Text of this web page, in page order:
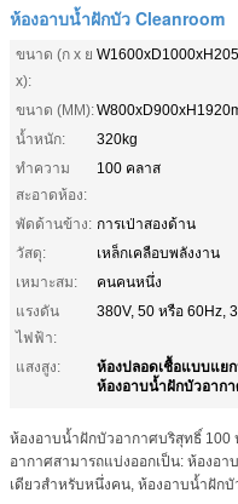
ห้องอาบน้ำฝักบัว Cleanroom
ขนาด (ก x ย
x):
ขนาด (MM):
น้ำหนัก:
320kg
ทำความ
สะอาดห้อง:
100 คลาส
พัดด้านข้าง: การเป่าสองด้าน
วัสดุ:
เหล็กเคลือบพลังงาน
เหมาะสม:
คนคนหนึ่ง
แรงดัน
ไฟฟ้า:
380V, 50 หรือ 60Hz,
แสงสูง: ห้องปลอดเชื้อแบบแย
ห้องอาบน้ำฝักบัวอาก
ห้องอาบน้ำฝักบัวอากาศบริสุทธิ์ 100
อากาศสามารถแบ่งออกเป็น: ห้องอ
เดียวสำหรับหนึ่งคน, ห้องอาบน้ำฝัก